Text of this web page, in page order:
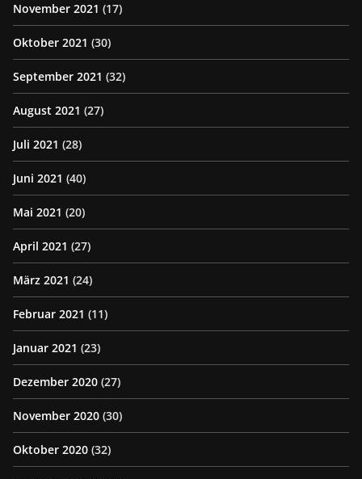
November 2021 (17)
Oktober 2021 (30)
September 2021 (32)
August 2021 (27)
Juli 2021 (28)
Juni 2021 (40)
Mai 2021 (20)
April 2021 (27)
März 2021 (24)
Februar 2021 (11)
Januar 2021 (23)
Dezember 2020 (27)
November 2020 (30)
Oktober 2020 (32)